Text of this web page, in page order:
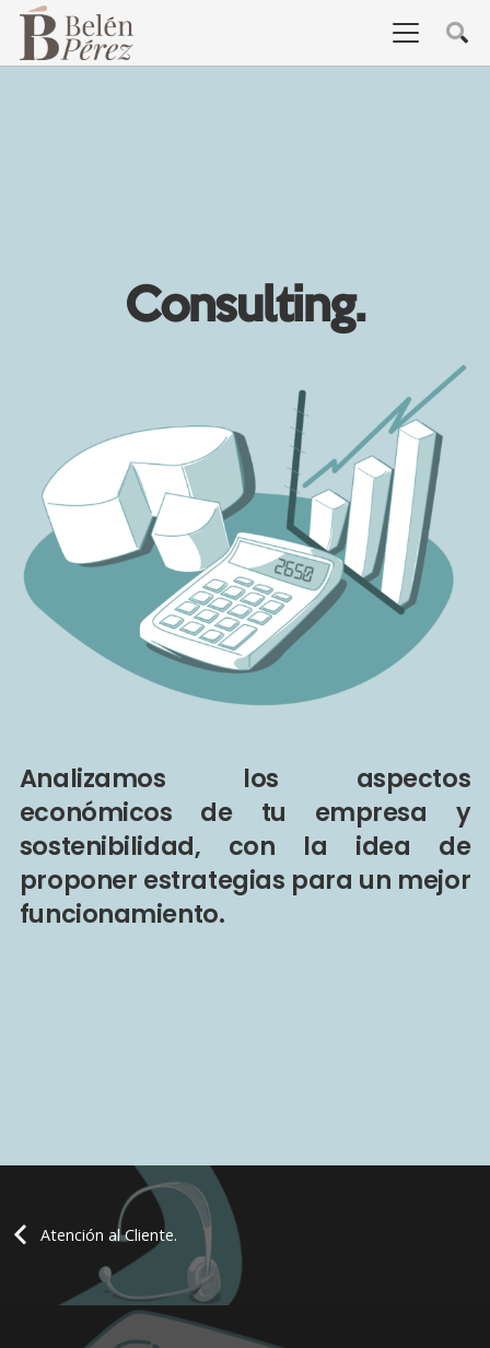
Consulting.
Analizamos los aspectos
económicos de tu empresa y
sostenibilidad, con la idea de
proponer estrategias para un mejor
funcionamiento.
Atención al Cliente.